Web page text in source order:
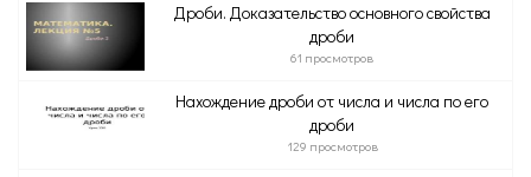
Дроби. Доказательство основного свойства
дроби
61 просмотров
Нахождение дроби от числа и числа по его
дроби
129 просмотров